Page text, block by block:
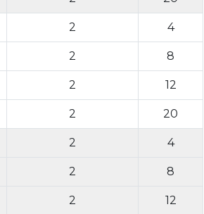
2 4
2 8
2 12
2 20
2 4
2 8
2 12